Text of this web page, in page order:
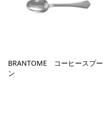
BRANTOME コーヒースプー
ン